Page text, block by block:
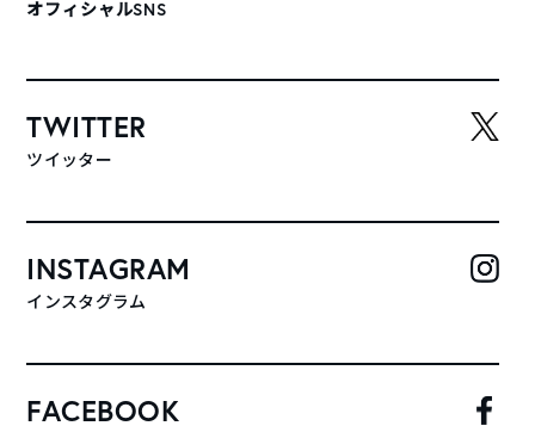
オフィシャルSNS
TWITTER
ツイッター
INSTAGRAM
インスタグラム
FACEBOOK